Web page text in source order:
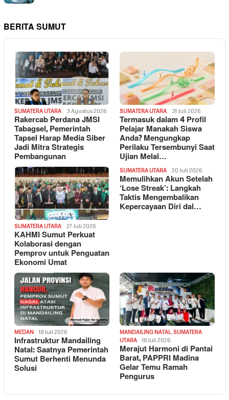
BERITA SUMUT
SUMATERA UTARA 3 Agustus 2026
Rakercab Perdana JMSI
Tabagsel, Pemerintah
Tapsel Harap Media Siber
Jadi Mitra Strategis
Pembangunan
SUMATERA UTARA 31 Juli 2026
Termasuk dalam 4 Profil
Pelajar Manakah Siswa
Anda? Mengungkap
Perilaku Tersembunyi Saat
Ujian Melal…
SUMATERA UTARA 27 Juli 2026
KAHMI Sumut Perkuat
Kolaborasi dengan
Pemprov untuk Penguatan
Ekonomi Umat
SUMATERA UTARA 20 Juli 2026
Memulihkan Akun Setelah
‘Lose Streak’: Langkah
Taktis Mengembalikan
Kepercayaan Diri dal…
MEDAN 18 Juli 2026
Infrastruktur Mandailing
Natal: Saatnya Pemerintah
Sumut Berhenti Menunda
Solusi
MANDAILING NATAL, SUMATERA
UTARA
18 Juli 2026
Merajut Harmoni di Pantai
Barat, PAPPRI Madina
Gelar Temu Ramah
Pengurus